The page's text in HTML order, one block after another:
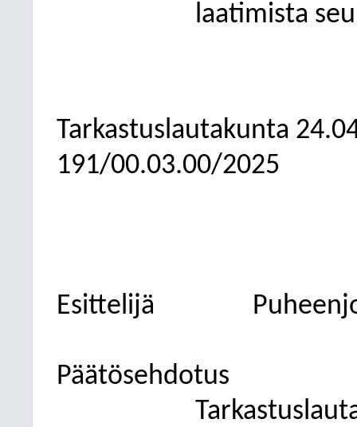
laatimista
Tarkastuslautakunta
191/00.03.00/2025
Esittelijä
Päätösehdotus